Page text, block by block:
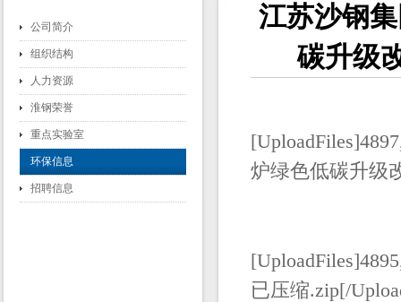
公司简介
组织结构
人力资源
淮钢荣誉
重点实验室
环保信息
招聘信息
江苏沙钢
碳升级
炉绿色低碳升级
已压缩.zip[/